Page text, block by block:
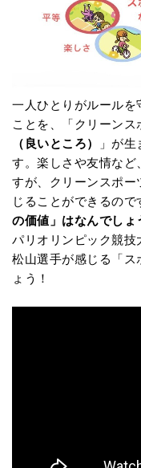
一人ひとりがルール
ことを、「クリーン
（良いところ）
」が
す。楽しさや友情な
すが、クリーンスポ
じることができるので
の価値」はなんでしょ
パリオリンピック競
松山選手が感じる「ス
ょう！